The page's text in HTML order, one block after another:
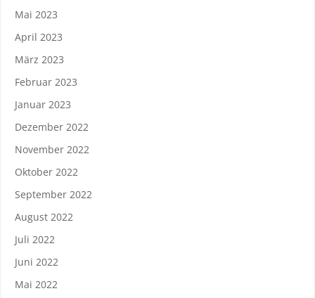
Mai 2023
April 2023
März 2023
Februar 2023
Januar 2023
Dezember 2022
November 2022
Oktober 2022
September 2022
August 2022
Juli 2022
Juni 2022
Mai 2022